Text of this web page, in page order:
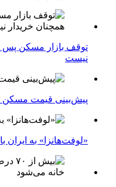
توقف بازار مسکن پس
نیست
پیش‌بینی قیمت مسکن تا
«لوفت‌هانزا» به ایران